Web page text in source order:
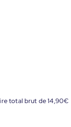
total brut de 14,90€